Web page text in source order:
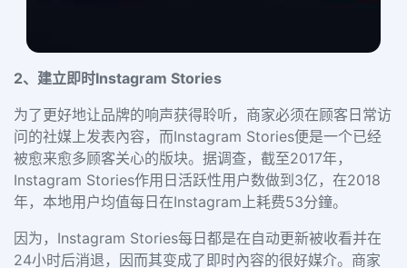
2、建立即时Instagram Stories
为了更好地让品牌的响声获得聆听，商家必须在顾客日常访
问的社媒上发表內容，而Instagram Stories便是一个已经
被愈来愈多顾客关心的版块。据调查，截至2017年，
Instagram Stories作用日活跃性用户数做到3亿，在2018
年，本地用户均值每日在Instagram上耗费53分鐘。
因为，Instagram Stories每日都是在自动更新被收看并在
24小时后消退，因而其变成了即时內容的很好媒介。商家